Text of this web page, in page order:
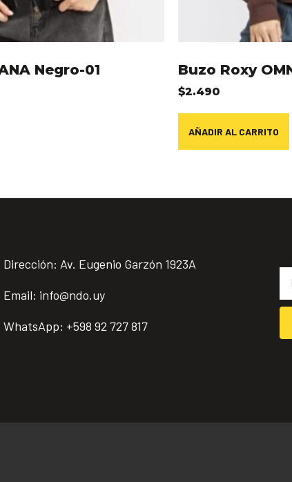
Negro-01 Buzo Roxy
$2.490
AÑADIR AL CARRITO
Dirección: Av. Eugenio Garzón 1923A
Email: info@ndo.uy
WhatsApp: +598 92 727 817